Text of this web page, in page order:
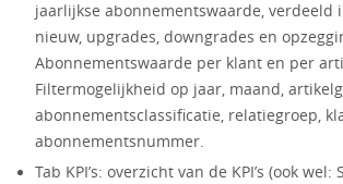
jaarlijkse abonnementswaarde, verdeeld
nieuw, upgrades, downgrades en
Abonnementswaarde per klant en per
Filtermogelijkheid op jaar, maand,
abonnementsclassificatie, relatiegroep,
abonnementsnummer.
Tab KPI’s: overzicht van de KPI’s (ook wel: